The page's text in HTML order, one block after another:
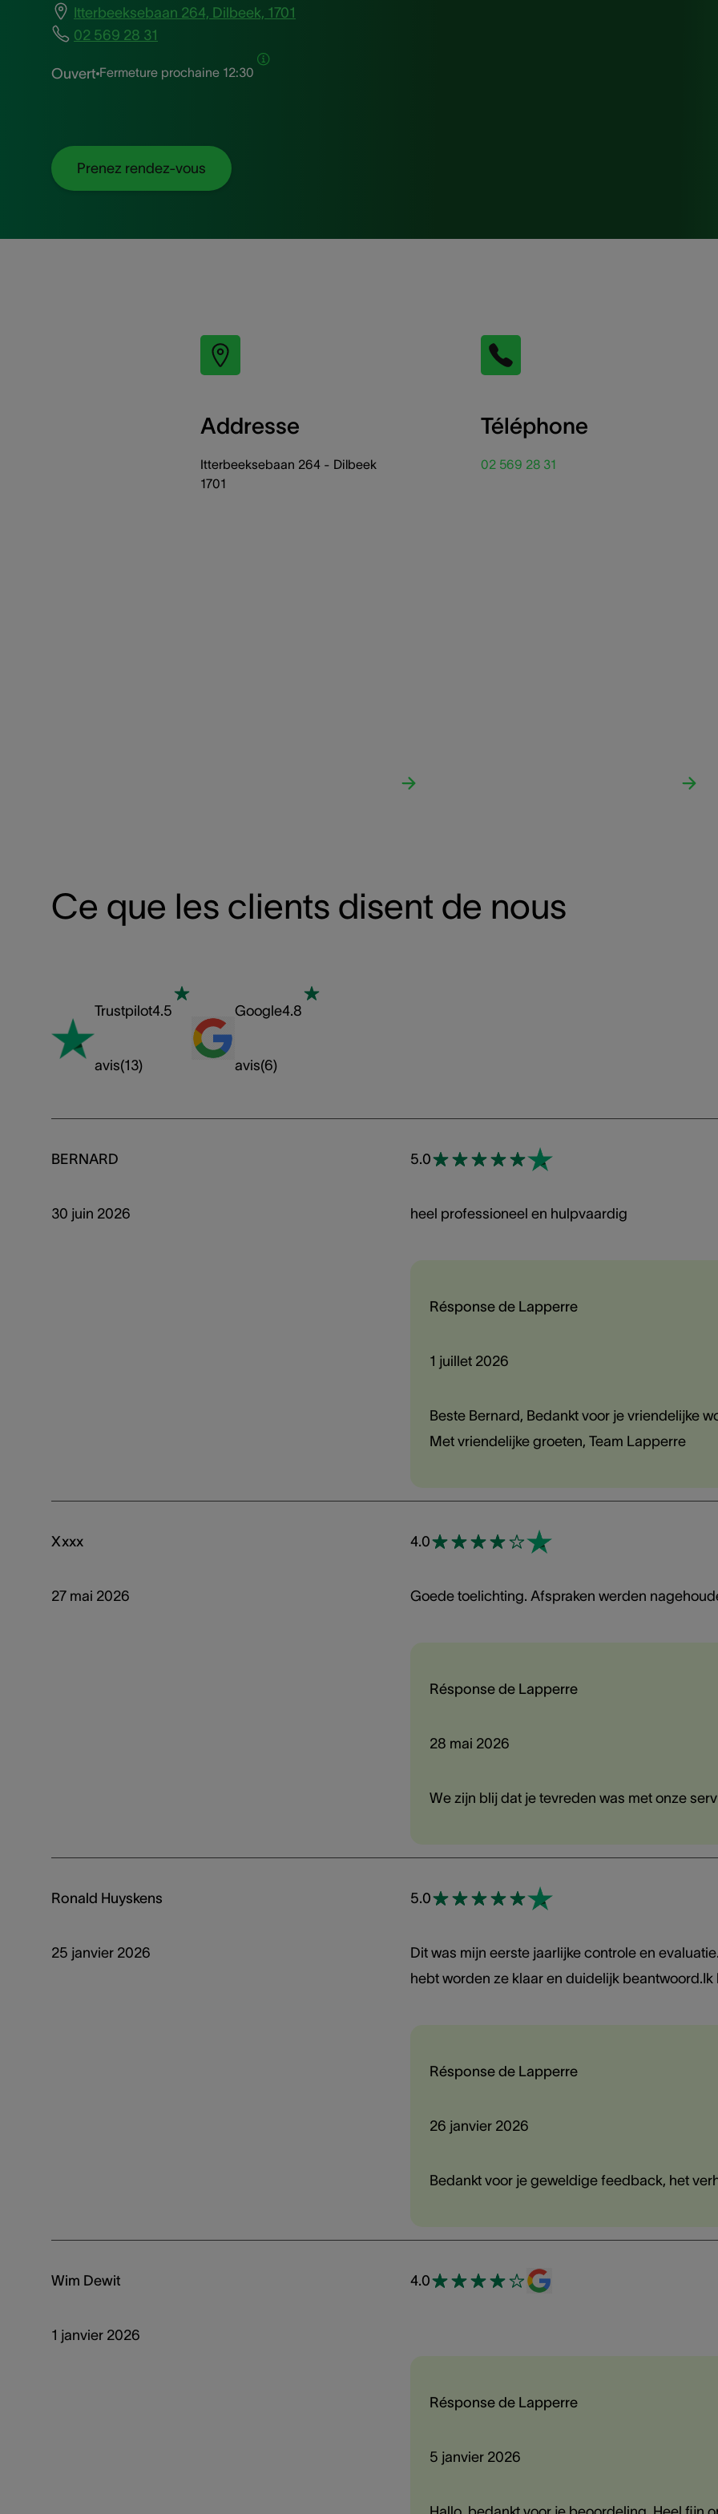
Itterbeeksebaan 264, Dilbeek, 1701
02 569 28 31
Ouvert Fermeture prochaine 12:30
Prenez rendez-vous
Addresse
Itterbeeksebaan 264 - Dilbeek
1701
Téléphone
02 569 28 31
Ce que les clients disent de nous
Trustpilot4.5
avis(13)
Google4.8
avis(6)
BERNARD
30 juin 2026
5.0
heel professioneel en hulpvaardig
Résponse de Lapperre
1 juillet 2026
Beste Bernard, Bedankt voor je vriendelijke
Met vriendelijke groeten, Team Lapperre
Xxxx
27 mai 2026
4.0
Goede toelichting. Afspraken werden
Résponse de Lapperre
28 mai 2026
We zijn blij dat je tevreden was met onze
Ronald Huyskens
25 janvier 2026
5.0
Dit was mijn eerste jaarlijke controle en
hebt worden ze klaar en duidelijk
Résponse de Lapperre
26 janvier 2026
Bedankt voor je geweldige feedback, het
Wim Dewit
1 janvier 2026
4.0
Résponse de Lapperre
5 janvier 2026